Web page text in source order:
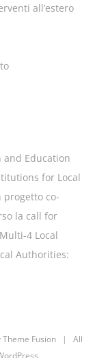
all’estero
and Education
for Local
progetto co-
la call for
4 Local
Authorities:
Theme Fusion | All